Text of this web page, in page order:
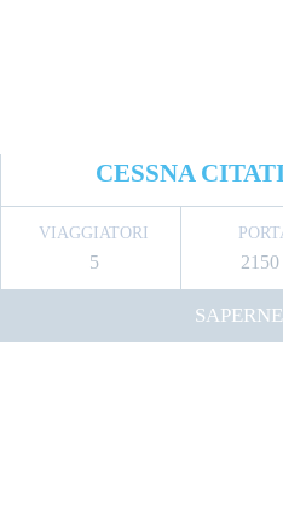
CESSNA
VIAGGIATORI
5